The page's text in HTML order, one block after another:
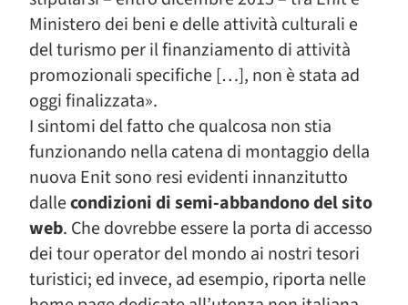
Ministero dei beni e delle attività culturali e
del turismo per il finanziamento di attività
promozionali specifiche […], non è stata ad
oggi finalizzata».
I sintomi del fatto che qualcosa non stia
funzionando nella catena di montaggio della
nuova Enit sono resi evidenti innanzitutto
dallecondizioni di semi-abbandono del sito
web. Che dovrebbe essere la porta di accesso
dei tour operator del mondo ai nostri tesori
turistici; ed invece, ad esempio, riporta nelle